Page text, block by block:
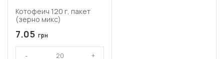
Котофеич 120 г, пакет
(зерно микс)
7.05 грн